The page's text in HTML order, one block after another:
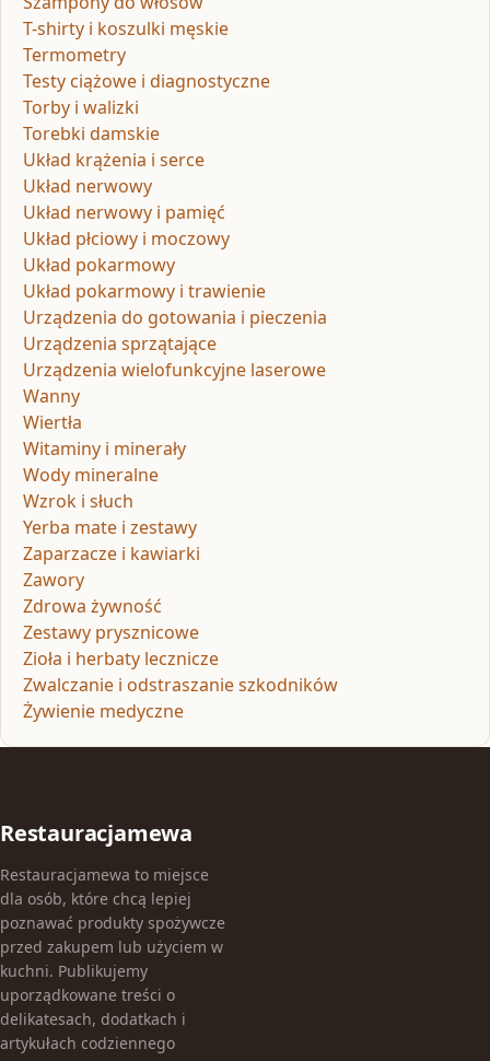
T-shirty i koszulki męskie
Termometry
Testy ciążowe i diagnostyczne
Torby i walizki
Torebki damskie
Układ krążenia i serce
Układ nerwowy
Układ nerwowy i pamięć
Układ płciowy i moczowy
Układ pokarmowy
Układ pokarmowy i trawienie
Urządzenia do gotowania i pieczenia
Urządzenia sprzątające
Urządzenia wielofunkcyjne laserowe
Wanny
Wiertła
Witaminy i minerały
Wody mineralne
Wzrok i słuch
Yerba mate i zestawy
Zaparzacze i kawiarki
Zawory
Zdrowa żywność
Zestawy prysznicowe
Zioła i herbaty lecznicze
Zwalczanie i odstraszanie szkodników
Żywienie medyczne
Restauracjamewa
Restauracjamewa to miejsce
dla osób, które chcą lepiej
poznawać produkty spożywcze
przed zakupem lub użyciem w
kuchni. Publikujemy
uporządkowane treści o
delikatesach, dodatkach i
artykułach codziennego